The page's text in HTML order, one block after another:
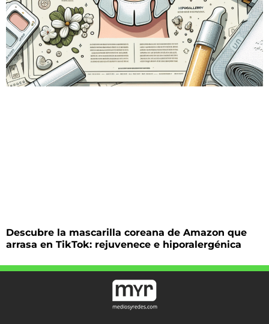
Descubre la mascarilla coreana de Amazon que
arrasa en TikTok: rejuvenece e hiporalergénica